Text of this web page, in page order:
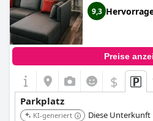
9,3
Preise
$
Parkplatz
KI-generiert
Diese